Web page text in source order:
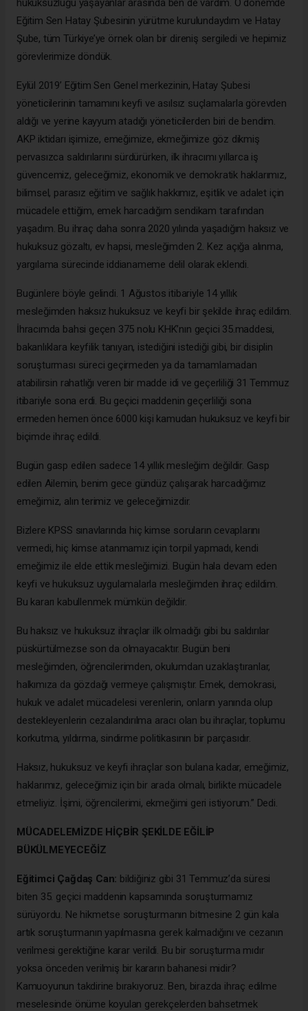
hukuksuzluğu yaşayanlar arasında ben de vardım. O dönemde
Eğitim Sen Hatay Şubesinin yürütme kurulundaydım ve Hatay
Şube, tüm Türkiye’ye örnek olan bir direniş sergiledi ve hepimiz
görevlerimize döndük.
Eylül 2019’ Eğitim Sen Genel merkezinin, Hatay Şubesi
yöneticilerinin tamamını keyfi ve asılsız suçlamalarla görevden
aldığı ve yerine kayyum atadığı yöneticilerden biri de bendim.
AKP iktidarı işimize, emeğimize, ekmeğimize göz dikmiş
pervasızca saldırılarını sürdürürken, ilk ihracımı yıllarca iş
güvencemiz, geleceğimiz, ekonomik ve demokratik haklarımız,
bilimsel, parasız eğitim ve sağlık hakkımız, eşitlik ve adalet için
mücadele ettiğim, emek harcadığım sendikam tarafından
yaşadım. Bu ihraç daha sonra 2020 yılında yaşadığım haksız ve
hukuksuz gözaltı, ev hapsi, mesleğimden 2. Kez açığa alınma,
yargılama sürecinde iddianameme delil olarak eklendi.
Bugünlere böyle gelindi. 1 Ağustos itibariyle 14 yıllık
mesleğimden haksız hukuksuz ve keyfi bir şekilde ihraç edildim.
İhracımda bahsi geçen 375 nolu KHK’nın geçici 35.maddesi,
bakanlıklara keyfilik tanıyan, istediğini istediği gibi, bir disiplin
soruşturması süreci geçirmeden ya da tamamlamadan
atabilirsin rahatlığı veren bir madde idi ve geçerliliği 31 Temmuz
itibariyle sona erdi. Bu geçici maddenin geçerliliği sona
ermeden hemen önce 6000 kişi kamudan hukuksuz ve keyfi bir
biçimde ihraç edildi.
Bugün gasp edilen sadece 14 yıllık mesleğim değildir. Gasp
edilen Ailemin, benim gece gündüz çalışarak harcadığımız
emeğimiz, alın terimiz ve geleceğimizdir.
Bizlere KPSS sınavlarında hiç kimse soruların cevaplarını
vermedi, hiç kimse atanmamız için torpil yapmadı, kendi
emeğimiz ile elde ettik mesleğimizi. Bugün hala devam eden
keyfi ve hukuksuz uygulamalarla mesleğimden ihraç edildim.
Bu kararı kabullenmek mümkün değildir.
Bu haksız ve hukuksuz ihraçlar ilk olmadığı gibi bu saldırılar
püskürtülmezse son da olmayacaktır. Bugün beni
mesleğimden, öğrencilerimden, okulumdan uzaklaştıranlar,
halkımıza da gözdağı vermeye çalışmıştır. Emek, demokrasi,
hukuk ve adalet mücadelesi verenlerin, onların yanında olup
destekleyenlerin cezalandırılma aracı olan bu ihraçlar, toplumu
korkutma, yıldırma, sindirme politikasının bir parçasıdır.
Haksız, hukuksuz ve keyfi ihraçlar son bulana kadar, emeğimiz,
haklarımız, geleceğimiz için bir arada olmalı, birlikte mücadele
etmeliyiz. İşimi, öğrencilerimi, ekmeğimi geri istiyorum.” Dedi.
MÜCADELEMİZDE HİÇBİR ŞEKİLDE EĞİLİP
BÜKÜLMEYECEĞİZ
Eğitimci Çağdaş Can: bildiğiniz gibi 31 Temmuz’da süresi
biten 35. geçici maddenin kapsamında soruşturmamız
sürüyordu. Ne hikmetse soruşturmanın bitmesine 2 gün kala
artık soruşturmanın yapılmasına gerek kalmadığını ve cezanın
verilmesi gerektiğine karar verildi. Bu bir soruşturma mıdır
yoksa önceden verilmiş bir kararın bahanesi midir?
Kamuoyunun takdirine bırakıyoruz. Ben, birazda ihraç edilme
meselesinde önüme koyulan gerekçelerden bahsetmek